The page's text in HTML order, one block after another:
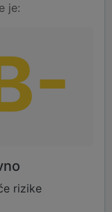
je:
rizike